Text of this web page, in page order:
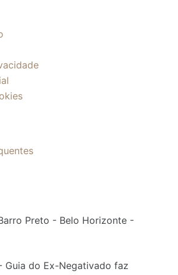
Preto - Belo Horizonte -
do Ex-Negativado faz